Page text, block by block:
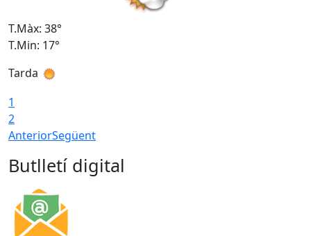
T.Màx: 38°
T.Min: 17°
Tarda
1
2
AnteriorSegüent
Butlletí digital